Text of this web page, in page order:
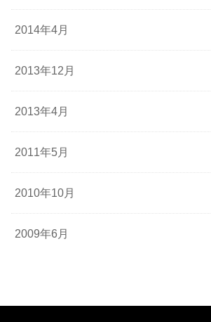
2014年4月
2013年12月
2013年4月
2011年5月
2010年10月
2009年6月